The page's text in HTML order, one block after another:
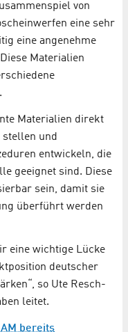
von
eine sehr
eine angenehme
Materialien
Materialien direkt
stellen und
entwickeln, die
geeignet sind. Diese
sein, damit sie
überführt werden
eine wichtige Lücke
deutscher
so Ute Resch-
leitet.
bereits